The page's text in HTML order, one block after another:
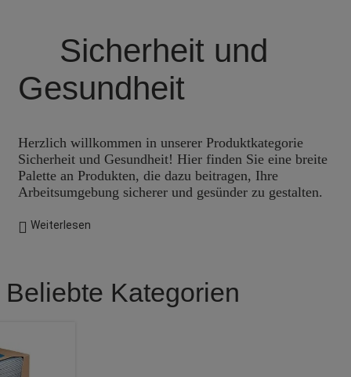
Sicherheit und
Gesundheit
Herzlich willkommen in unserer Produktkategorie
Sicherheit und Gesundheit! Hier finden Sie eine breite
Palette an Produkten, die dazu beitragen, Ihre
Arbeitsumgebung sicherer und gesünder zu gestalten.
Weiterlesen
Beliebte Kategorien